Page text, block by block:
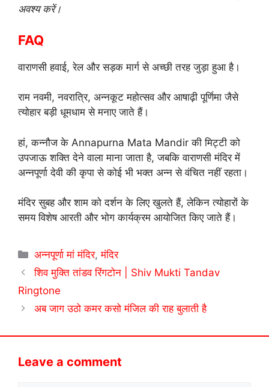
अवश्य करें।
FAQ
वाराणसी हवाई, रेल और सड़क मार्ग से अच्छी तरह जुड़ा हुआ है।
राम नवमी, नवरात्रि, अन्नकूट महोत्सव और आषाढ़ी पूर्णिमा जैसे
त्योहार बड़ी धूमधाम से मनाए जाते हैं।
हां, कन्नौज के Annapurna Mata Mandir की मिट्टी को
उपजाऊ शक्ति देने वाला माना जाता है, जबकि वाराणसी मंदिर में
अन्नपूर्णा देवी की कृपा से कोई भी भक्त अन्न से वंचित नहीं रहता।
मंदिर सुबह और शाम को दर्शन के लिए खुलते हैं, लेकिन त्योहारों के
समय विशेष आरती और भोग कार्यक्रम आयोजित किए जाते हैं।
Categories
अन्नपूर्णा मां मंदिर,मंदिर
शिव मुक्ति तांडव रिंगटोन | Shiv Mukti Tandav
Ringtone
अब जाग उठो कमर कसो मंजिल की राह बुलाती है
Leave a comment